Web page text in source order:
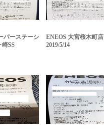
パーステーシ
崎SS
ENEOS 大宮桜木町店
2019/5/14